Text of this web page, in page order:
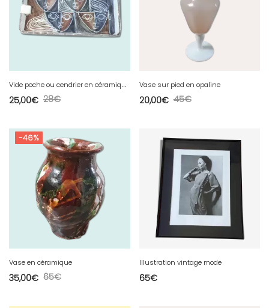
V
ide poche ou cendrier en céramique,
28€
25,00€
Vase sur pied en opaline
45€
20,00€
-46%
Vase en céramique
65€
35,00€
Illustration vintage mode
65€